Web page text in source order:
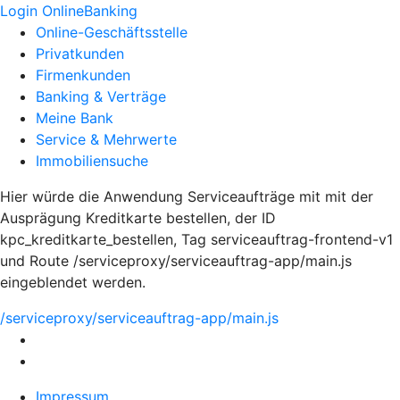
Login OnlineBanking
Online-Geschäftsstelle
Privatkunden
Firmenkunden
Banking & Verträge
Meine Bank
Service & Mehrwerte
Immobiliensuche
Hier würde die Anwendung Serviceaufträge mit mit der
Ausprägung Kreditkarte bestellen, der ID
kpc_kreditkarte_bestellen, Tag serviceauftrag-frontend-v1
und Route /serviceproxy/serviceauftrag-app/main.js
eingeblendet werden.
/serviceproxy/serviceauftrag-app/main.js
Impressum